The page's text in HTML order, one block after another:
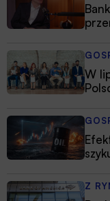
W
Z